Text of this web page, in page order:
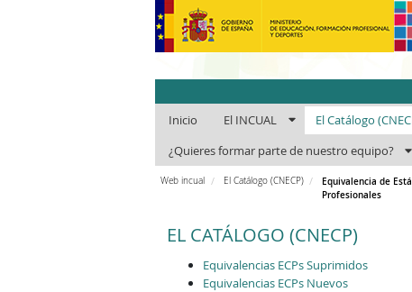
INCUAl -
Inicio El INCUAL El Catálogo
¿Quieres formar parte de nuestro equipo?
Web incual El Catálogo (CNECP)
Equivalencia de
Profesionales
EL CATÁLOGO (CNECP)
Equivalencias ECPs Suprimidos
Equivalencias ECPs Nuevos